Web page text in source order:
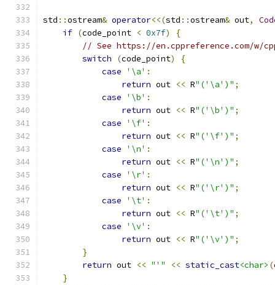
std ::ostream& operator<<(std ::ostream& out,
if (code_point < 0x7f)
{
// See https://en.cppreference.com/w/
switch
(code_point)
{
case
'\a' :
return out << R"('\a')" ;
case
'\b' :
return out << R"('\b')" ;
case
'\f' :
return out << R"('\f')" ;
case
'\n' :
return out << R"('\n')" ;
case
'\r' :
return out << R"('\r')" ;
case
'\t' :
return out << R"('\t')" ;
case
'\v' :
return out << R"('\v')" ;
}
return out << "'" << static_cast<char> (
}